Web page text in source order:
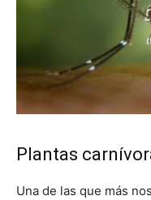
Plantas
Una de las que más